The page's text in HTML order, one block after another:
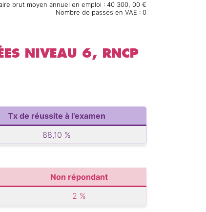
brut moyen annuel en emploi : 40 300, 00 €
Nombre de passes en VAE : 0
NIVEAU 6, RNCP
Tx de réussite à l’examen
88,10 %
Non répondant
2 %